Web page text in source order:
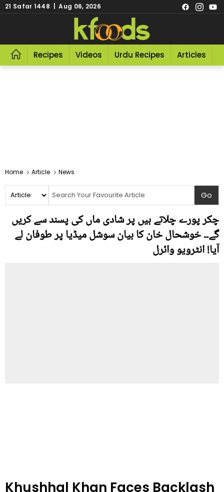
21 Safar 1448 | Aug 06, 2026
Recipes Videos Urdu Recipes Articles
Home Article News
چکر پورے چلاتے ہیں پر شادی ماں کی پسند سے کریں
گے۔۔ خوشحال خان کا بیان سوشل میڈیا پر طوفان لے
آیا! انٹرویو وائرل
Khushhal Khan Faces Backlash